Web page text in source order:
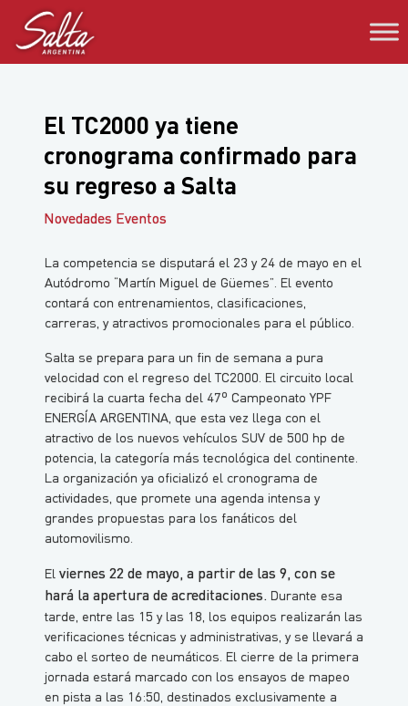
Saltar
contenido
El TC2000 ya tiene
cronograma confirmado para
su regreso a Salta
Novedades Eventos
La competencia se disputará el 23 y 24 de mayo en el
Autódromo “Martín Miguel de Güemes”. El evento
contará con entrenamientos, clasificaciones,
carreras, y atractivos promocionales para el público.
Salta se prepara para un fin de semana a pura
velocidad con el regreso del TC2000. El circuito local
recibirá la cuarta fecha del 47º Campeonato YPF
ENERGÍA ARGENTINA, que esta vez llega con el
atractivo de los nuevos vehículos SUV de 500 hp de
potencia, la categoría más tecnológica del continente.
La organización ya oficializó el cronograma de
actividades, que promete una agenda intensa y
grandes propuestas para los fanáticos del
automovilismo.
El viernes 22 de mayo, a partir de las 9, con se
hará la apertura de acreditaciones. Durante esa
tarde, entre las 15 y las 18, los equipos realizarán las
verificaciones técnicas y administrativas, y se llevará a
cabo el sorteo de neumáticos. El cierre de la primera
jornada estará marcado con los ensayos de mapeo
en pista a las 16:50, destinados exclusivamente a